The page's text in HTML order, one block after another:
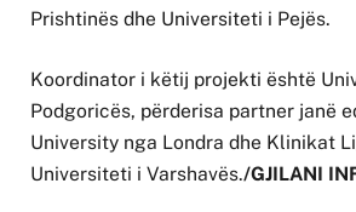
Prishtinës dhe Universiteti i Pejës.
Koordinator i këtij projekti është
Podgoricës, përderisa partner janë
University nga Londra dhe Klinikat
Universiteti i Varshavës./GJILANI